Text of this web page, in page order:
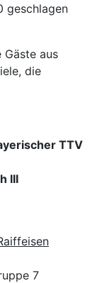
geschlagen
Gäste aus
die
TTV
III
7